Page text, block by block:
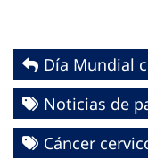
Día Mundial
Noticias de
Cáncer